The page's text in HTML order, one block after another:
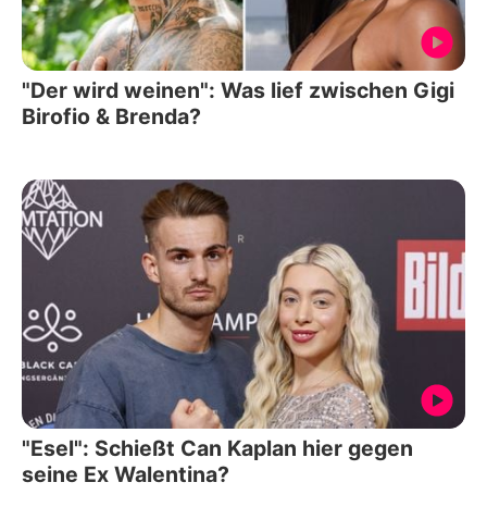
"Der wird weinen": Was lief zwischen Gigi
Birofio & Brenda?
"Esel": Schießt Can Kaplan hier gegen
seine Ex Walentina?